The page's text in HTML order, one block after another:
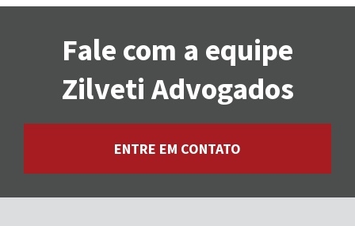
Fale com a equipe
Zilveti Advogados
ENTRE EM CONTATO